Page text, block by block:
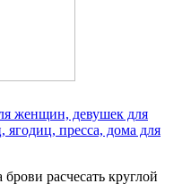
женщин, девушек для
пресса, дома для
расчесать круглой